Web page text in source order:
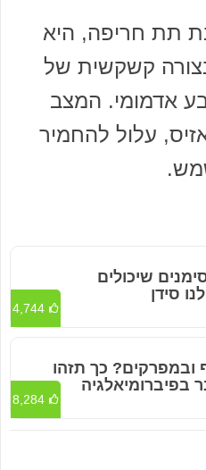
תת חריפה, היא
קשקשית של
אדמומי. המצב
עלול להחמיר
שיכולים
סידן
4,744
ובמפרקים? כך תזהו
בפיברומיאלגיה
8,284